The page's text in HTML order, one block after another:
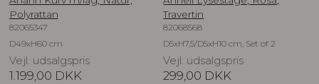
Polyrattan
82065347
D49xH60 cm
Vejl. udsalgspris
1.199,00 DKK
Travertin
82068568
D5xH7,5/D5xH10 cm, Set of 2
Vejl. udsalgspris
299,00 DKK